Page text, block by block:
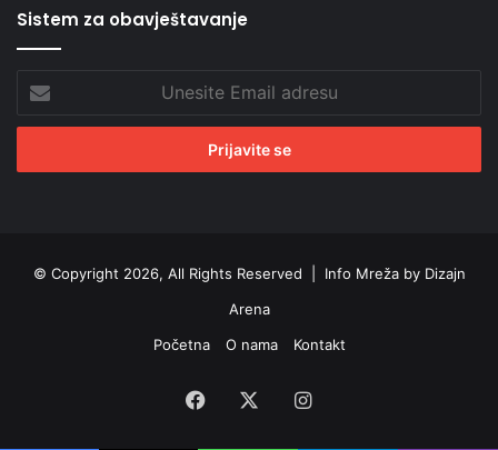
Sistem za obavještavanje
Email
adresu
© Copyright 2026, All Rights Reserved | Info Mreža by Dizajn
Arena
Početna
O nama Kontakt
Facebook Instagram